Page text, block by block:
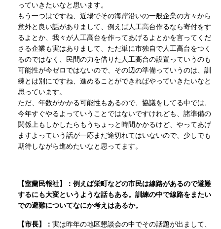
っていきたいなと思います。
もう一つはですね、近場でその海岸沿いの一般企業の方々から
意外と良い話がありまして、例えば人工高台作るなら寄付をす
るよとか、我々が人工高台を作ってあげるよとかを言ってくだ
さる企業も実はありまして、ただ単に市独自で人工高台をつく
るのではなく、民間の力を借りた人工高台の設置っていうのも
可能性が今ゼロではないので、その辺の準備っていうのは、訓
練とは別にですね、進めることができればやっていきたいなと
思っています。
ただ、年数がかかる可能性もあるので、協議をしてる中では、
今年すぐやるよっていうことではないですけれども、諸準備の
関係上もしかしたらもうちょっと時間かかるけど、やってあげ
ますよっていう話が一応まだ途切れてはいないので、少しでも
期待しながら進めたいなと思ってます。
【室蘭民報社】：例えば栄町などの市民は線路があるので避難
するにも大変というような話もある。訓練の中で線路をまたい
での避難についてなにか考えはあるか。
【市長】： 実は昨年の地区懇談会の中でその話題が出まして、